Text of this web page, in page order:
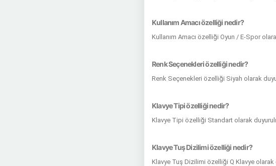
Kullanım Amacı özelliği nedir?
Kullanım Amacı özelliği Oyun / E-Spor
Renk Seçenekleri özelliği nedir?
Renk Seçenekleri özelliği Siyah olarak
Klavye Tipi özelliği nedir?
Klavye Tipi özelliği Standart olarak
Klavye Tuş Dizilimi özelliği nedir?
Klavye Tuş Dizilimi özelliği Q Klavye olarak